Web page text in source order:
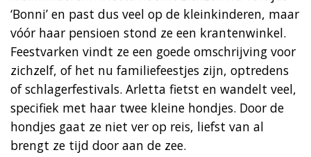
‘Bonni’ en past dus veel op de kleinkinderen, maar
vóór haar pensioen stond ze een krantenwinkel.
Feestvarken vindt ze een goede omschrijving voor
zichzelf, of het nu familiefeestjes zijn, optredens
of schlagerfestivals. Arletta fietst en wandelt veel,
specifiek met haar twee kleine hondjes. Door de
hondjes gaat ze niet ver op reis, liefst van al
brengt ze tijd door aan de zee.